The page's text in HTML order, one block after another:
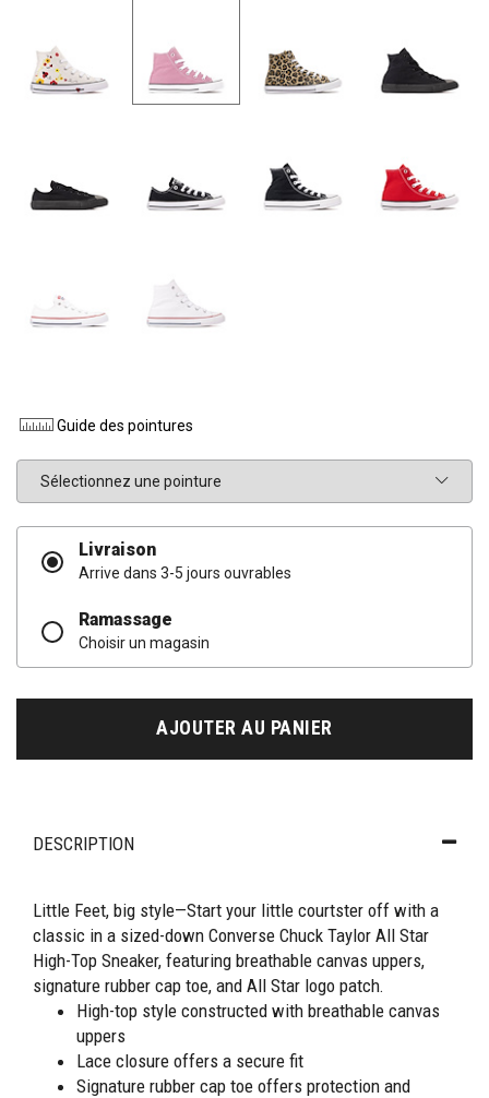
Guide des pointures
Livraison
Arrive dans 3-5 jours ouvrables
Ramassage
Choisir un magasin
AJOUTER AU PANIER
DESCRIPTION
Little Feet, big style—Start your little courtster off with a
classic in a sized-down Converse Chuck Taylor All Star
High-Top Sneaker, featuring breathable canvas uppers,
signature rubber cap toe, and All Star logo patch.
High-top style constructed with breathable canvas
uppers
Lace closure offers a secure fit
Signature rubber cap toe offers protection and